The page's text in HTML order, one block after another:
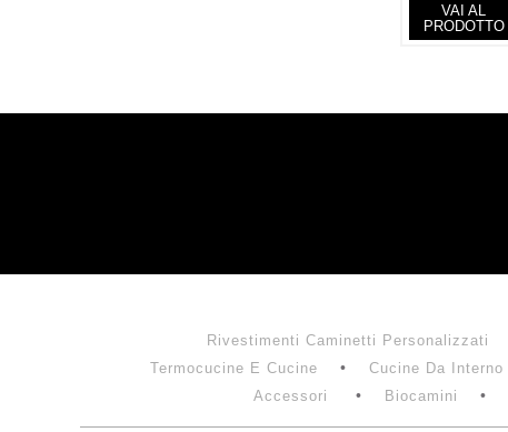
VAI AL
PRODOTTO
Rivestimenti Caminetti Personalizzati
Termocucine E Cucine
Cucine Da Interno
Accessori
Biocamini